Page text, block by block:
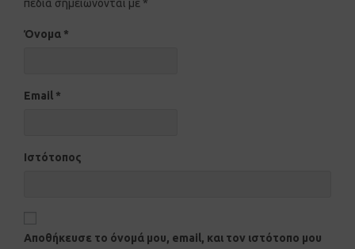
πεδία σημειώνονται με *
Όνομα *
Email *
Ιστότοπος
Αποθήκευσε το όνομά μου, email, και τον ιστότοπο μου